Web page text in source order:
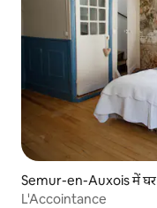
Semur-en-Auxois में घर
L'Accointance